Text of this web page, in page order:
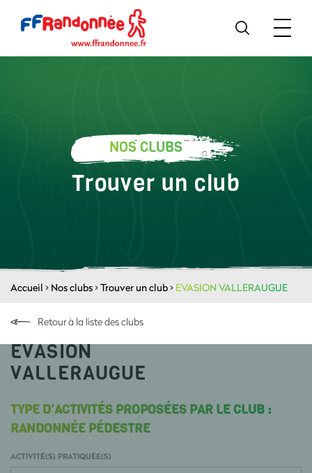
NOS CLUBS
Trouver un club
Accueil > Nos clubs>Trouver un club> EVASION VALLERAUGUE
Retour à la liste des clubs
EVASION
VALLERAUGUE
TYPE D'ACTIVITÉS PROPOSÉES PAR LE CLUB :
RANDONNÉE PÉDESTRE
ACTIVITÉ(S) PRATIQUÉE(S)